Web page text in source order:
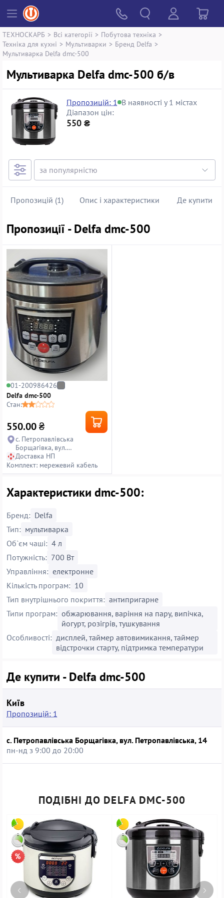
ТЕХНОСКАРБ > Всі категорії > Побутова техніка >
Техніка для кухні > Мультиварки > Бренд Delfa >
Мультиварка Delfa dmc-500
Мультиварка Delfa dmc-500 б/в
Пропозицій: 1 В наявності у 1 містах
Діапазон цін:
550 ₴
Пропозицій (1) Опис і характеристики Де купити
Пропозиції - Delfa dmc-500
01-200986426
Delfa dmc-500
Стан:
550.00₴
с. Петропавлівська
Борщагівка, вул.
Петропавлівська, 14
Доставка НП
Комплект: мережевий кабель
Характеристики dmc-500:
Бренд: Delfa
Тип: мультиварка
Об`єм чаші: 4 л
Потужність: 700 Вт
Управління: електронне
Кількість програм: 10
Тип внутрішнього покриття: антипригарне
Типи програм: обжарювання, варіння на пару, випічка,
йогурт, розігрів, тушкування
Особливості: дисплей, таймер автовимикання, таймер
відстрочки старту, підтримка температури
Де купити - Delfa dmc-500
Київ
Пропозицій: 1
с. Петропавлівська Борщагівка, вул. Петропавлівська, 14
пн-нд з 9:00 до 20:00
ПОДІБНІ ДО DELFA DMC-500